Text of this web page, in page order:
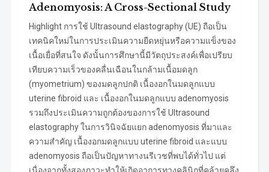
Adenomyosis: A Cross-Sectional Study
Highlight การใช้ Ultrasound elastography (UE) ถือเป็น
เทคนิคใหม่ในการประเมินความยืดหยุ่นหรือความแข็งของ
เนื้อเยื่อที่สนใจ ดังนั้นการศึกษานี้มีวัตถุประสงค์เพื่อเปรียบ
เทียบความเร็วของคลื่นเฉือนในกล้ามเนื้อมดลูก
(myometrium) ของมดลูกปกติ เนื้องอกในมดลูกแบบ
uterine fibroid และ เนื้องอกในมดลูกแบบ adenomyosis
รวมถึงประเมินความถูกต้องของการใช้ Ultrasound
elastography ในการวินิจฉัยแยก adenomyosis ที่มาและ
ความสำคัญ เนื้องอกมดลูกแบบ uterine fibroid และแบบ
adenomyosis ถือเป็นปัญหาทางนรีเวชที่พบได้ทั่วไป แต่
เนื่องจากทั้งสองภาวะทำให้เกิดอาการทางคลินิกที่คล้ายคลึง